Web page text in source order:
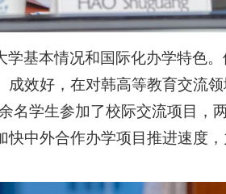
基本情况和国际化办学特色
效好，在对韩高等教育交流
名学生参加了校际交流项目，
中外合作办学项目推进速度